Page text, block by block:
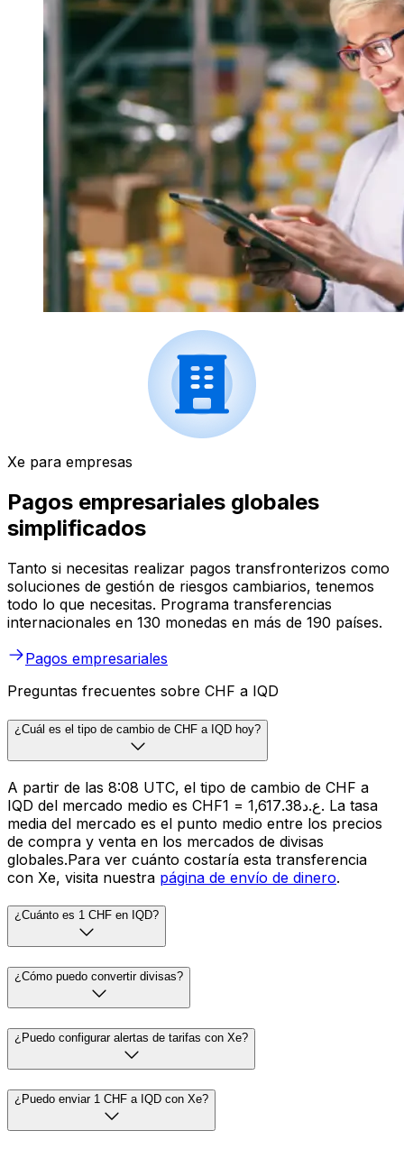
Xe para empresas
Pagos empresariales globales
simplificados
Tanto si necesitas realizar pagos transfronterizos como
soluciones de gestión de riesgos cambiarios, tenemos
todo lo que necesitas. Programa transferencias
internacionales en 130 monedas en más de 190 países.
Pagos empresariales
Preguntas frecuentes sobre CHF a IQD
¿Cuál es el tipo de cambio de CHF a IQD hoy?
A partir de las 8:08 UTC, el tipo de cambio de CHF a
IQD del mercado medio es CHF1 = ع.د1,617.38. La tasa
media del mercado es el punto medio entre los precios
de compra y venta en los mercados de divisas
globales.Para ver cuánto costaría esta transferencia
con Xe, visita nuestra página de envío de dinero.
¿Cuánto es 1 CHF en IQD?
¿Cómo puedo convertir divisas?
¿Puedo configurar alertas de tarifas con Xe?
¿Puedo enviar 1 CHF a IQD con Xe?